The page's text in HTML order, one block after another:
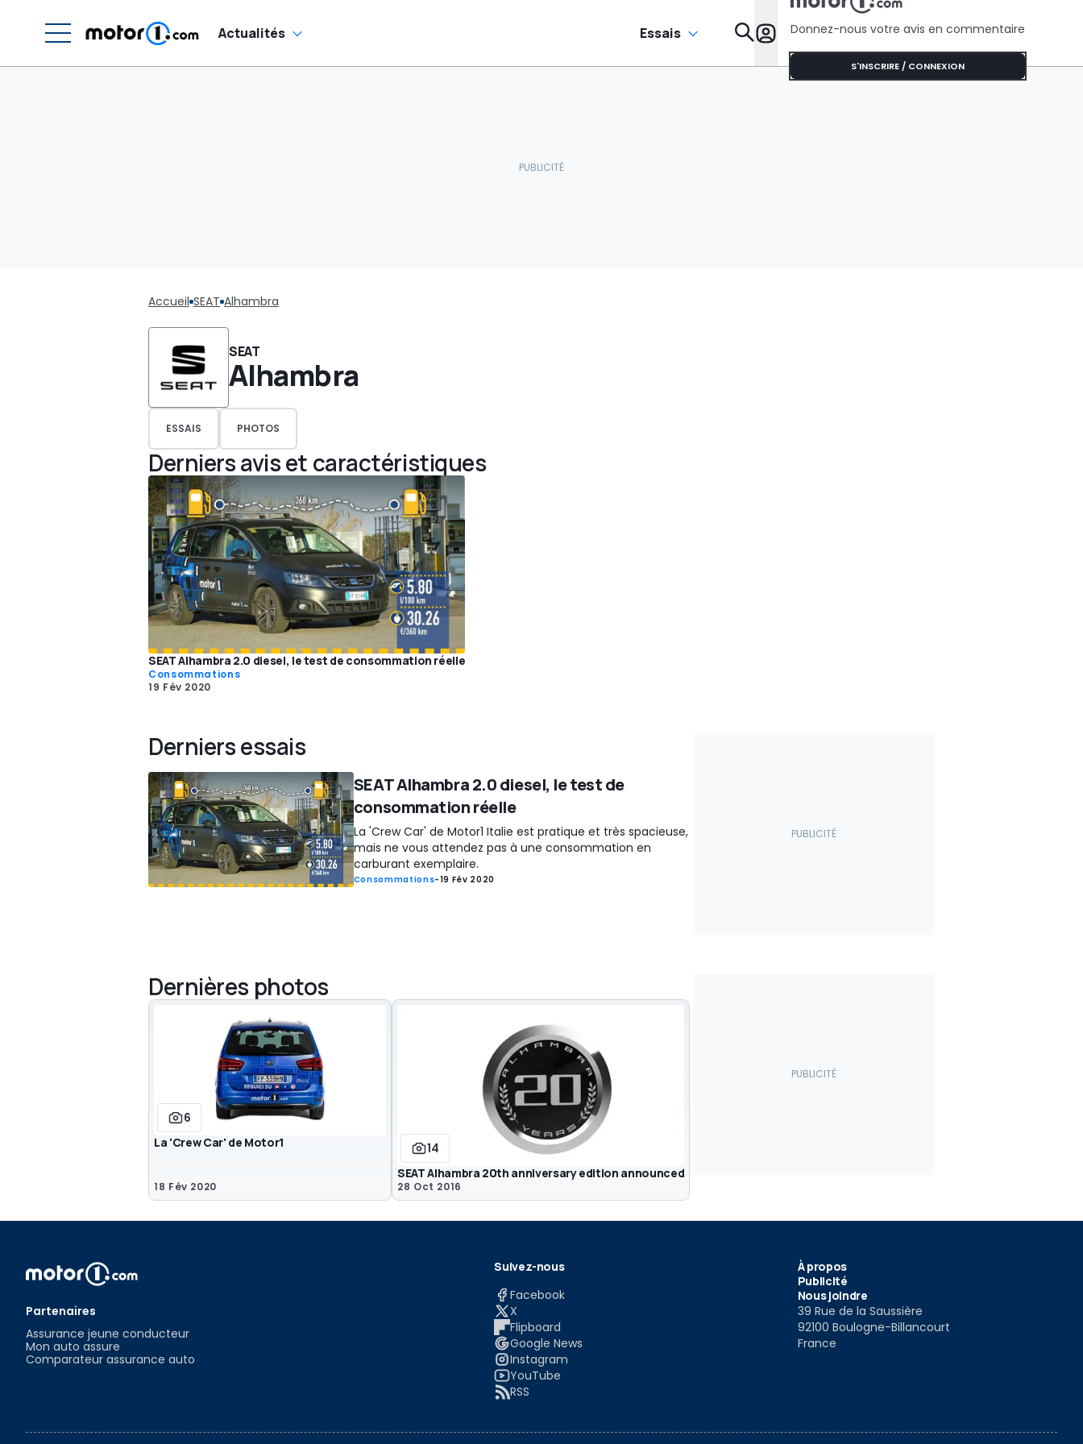
Actualités Essais Donnez-nous votre avis en commentaire
S'INSCRIRE / CONNEXION
Accueil SEAT Alhambra
SEAT
Alhambra
ESSAIS PHOTOS
Derniers avis et caractéristiques
SEAT Alhambra 2.0 diesel, le test de consommation réelle
Consommations
19 Fév 2020
Derniers essais
SEAT Alhambra 2.0 diesel, le test de
consommation réelle
La 'Crew Car' de Motor1 Italie est pratique et très spacieuse,
mais ne vous attendez pas à une consommation en
carburant exemplaire.
Consommations-19 Fév 2020
Dernières photos
6
La 'Crew Car' de Motor1
18 Fév 2020
14
SEAT Alhambra 20th anniversary edition announced
28 Oct 2016
Partenaires
Assurance jeune conducteur
Mon auto assure
Comparateur assurance auto
Suivez-nous
Facebook
X
Flipboard
Google News
Instagram
YouTube
RSS
À propos
Publicité
Nous joindre
39 Rue de la Saussière
92100 Boulogne-Billancourt
France